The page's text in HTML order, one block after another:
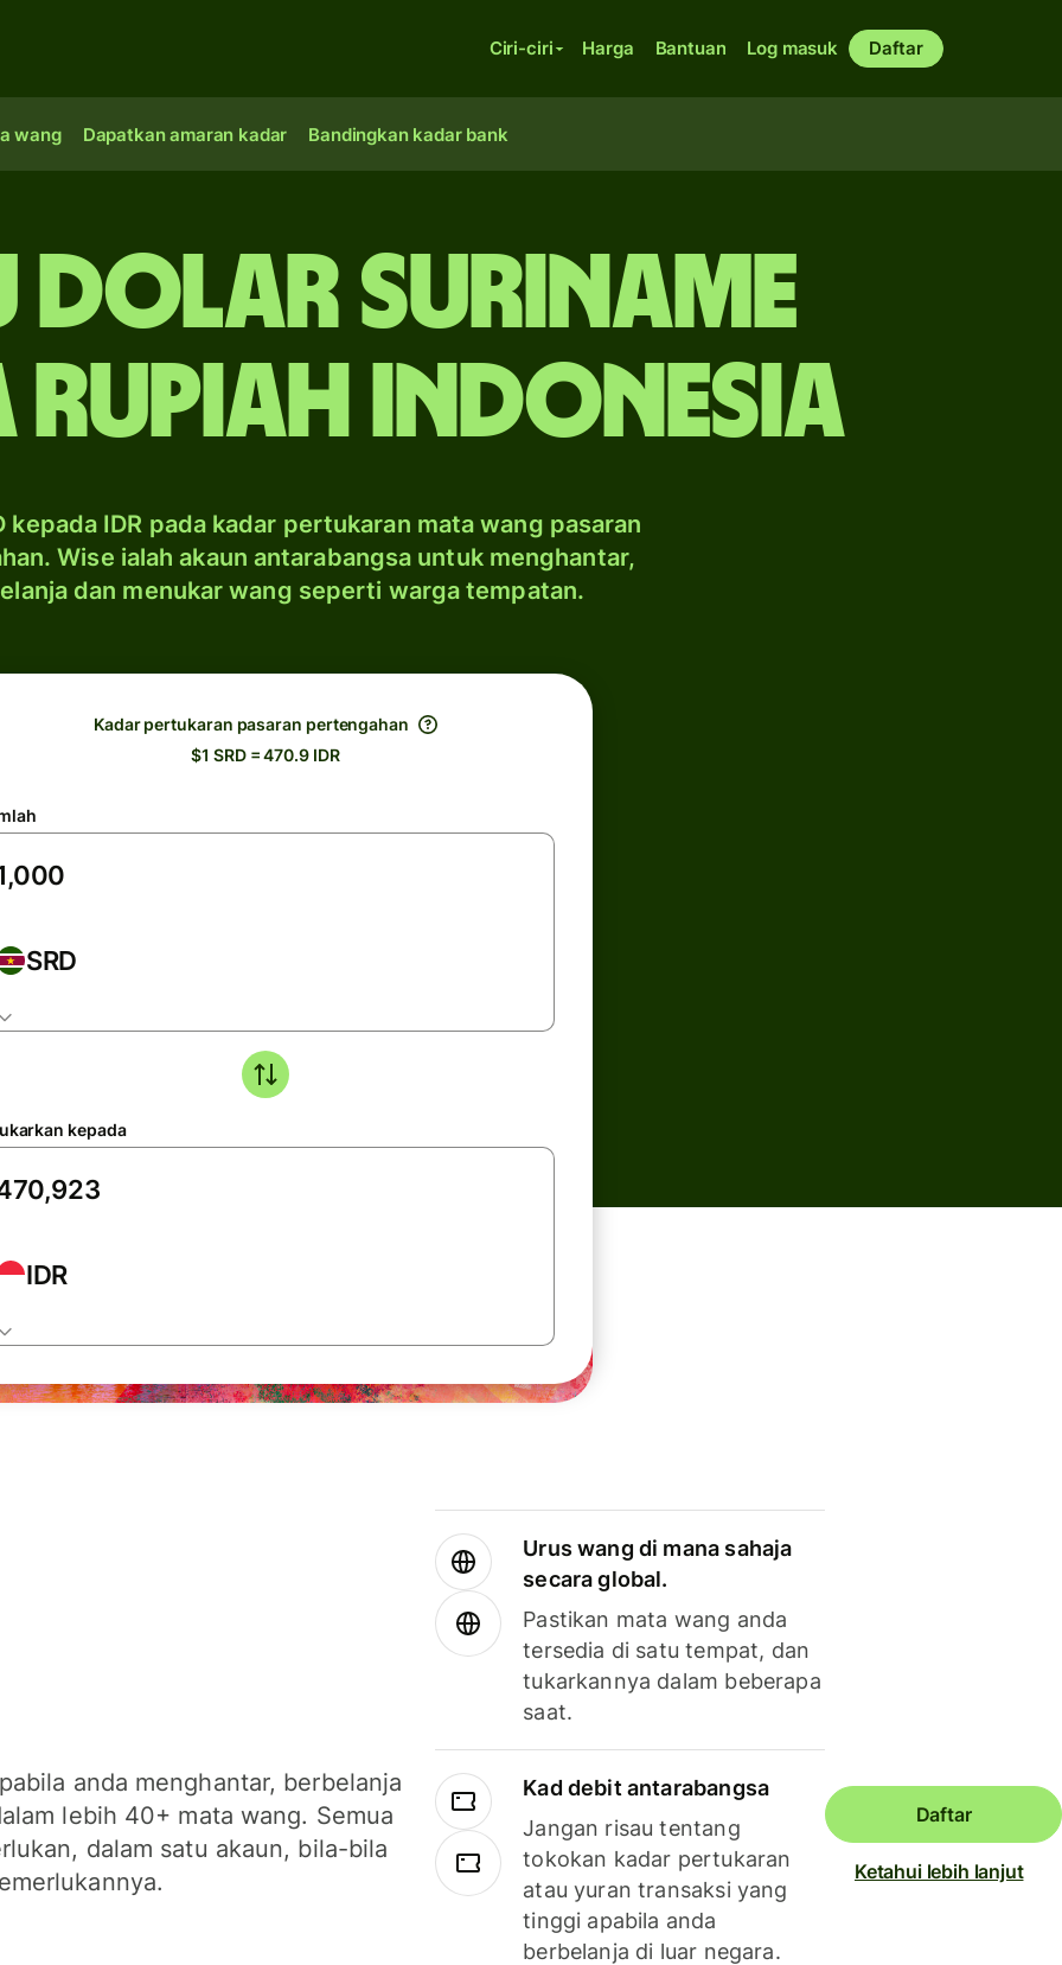
Ciri-ciri Harga Bantuan Log masuk Daftar
wang Dapatkan amaran kadar Bandingkan kadar bank
dolar Suriname
rupiah Indonesia
kepada IDR pada kadar pertukaran mata wang pasaran
Wise ialah akaun antarabangsa untuk menghantar,
dan menukar wang seperti warga tempatan.
Kadar pertukaran pasaran pertengahan
$1 SRD = 470.9 IDR
SRD
kepada
IDR
anda menghantar, berbelanja
lebih 40+ mata wang. Semua
dalam satu akaun, bila-bila
Urus wang di mana sahaja
secara global.
Pastikan mata wang anda
tersedia di satu tempat, dan
tukarkannya dalam beberapa
saat.
Kad debit antarabangsa
Jangan risau tentang
tokokan kadar pertukaran
atau yuran transaksi yang
tinggi apabila anda
berbelanja di luar negara.
Daftar
Ketahui lebih lanjut